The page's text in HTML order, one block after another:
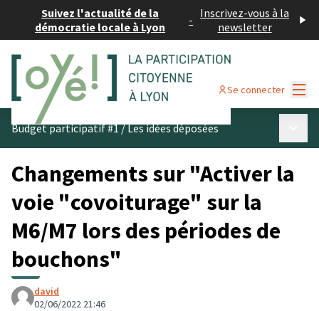
Suivez l'actualité de la
démocratie locale à Lyon
- Inscrivez-vous à la
newsletter
Se connecter
Budget participatif #1/Les idées déposées
Changements sur "Activer la
voie "covoiturage" sur la
M6/M7 lors des périodes de
bouchons"
david
02/06/2022 21:46